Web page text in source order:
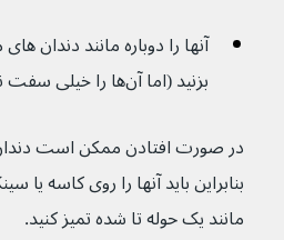
آنها را دوباره مانند دندان
بزنید (اما آن‌ها را خیلی سفت نشویید)
در صورت افتادن ممکن است
بنابراین باید آنها را روی کاسه یا
مانند یک حوله تا شده تمیز کنید.